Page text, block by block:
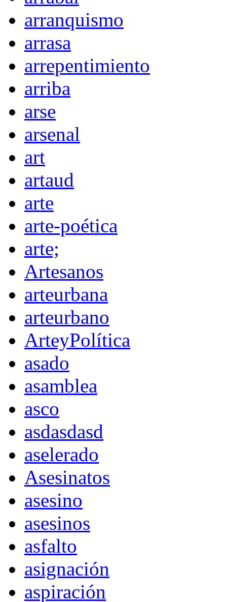
arranquismo
arrasa
arrepentimiento
arriba
arse
arsenal
art
artaud
arte
arte-poética
arte;
Artesanos
arteurbana
arteurbano
ArteyPolítica
asado
asamblea
asco
asdasdasd
aselerado
Asesinatos
asesino
asesinos
asfalto
asignación
aspiración